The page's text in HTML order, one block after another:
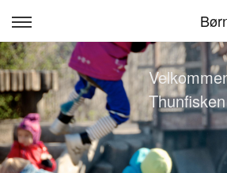
Hverdagen
Forside
Ny i Thunfisken
Madplan
Thunfisken